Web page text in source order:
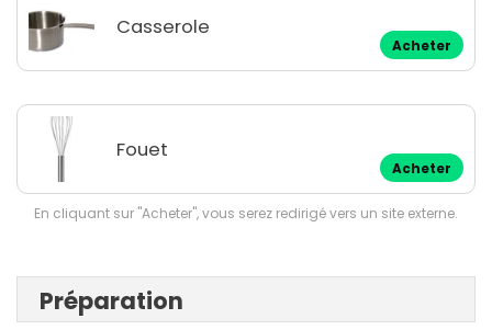
Casserole
Acheter
Fouet
Acheter
En cliquant sur "Acheter", vous serez redirigé vers un site externe.
Préparation